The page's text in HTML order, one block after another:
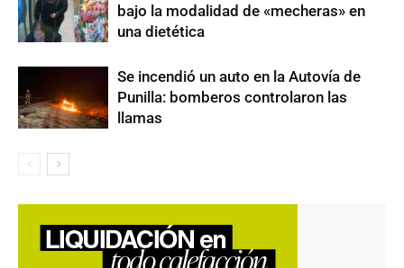
bajo la modalidad de «mecheras» en
una dietética
Se incendió un auto en la Autovía de
Punilla: bomberos controlaron las
llamas